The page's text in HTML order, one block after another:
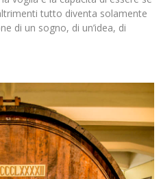
tutto diventa solamente
di un sogno, di un’idea, di